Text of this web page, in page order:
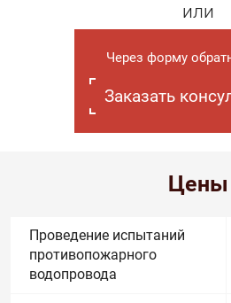
или
Через форму
Заказать
Цены
Проведение испытаний
противопожарного
водопровода